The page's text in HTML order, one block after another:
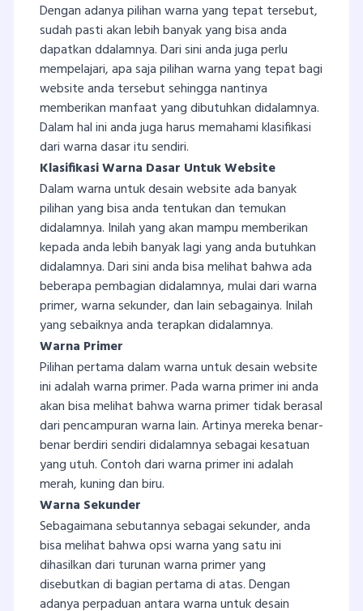
Dengan adanya pilihan warna yang tepat tersebut,
sudah pasti akan lebih banyak yang bisa anda
dapatkan ddalamnya. Dari sini anda juga perlu
mempelajari, apa saja pilihan warna yang tepat bagi
website anda tersebut sehingga nantinya
memberikan manfaat yang dibutuhkan didalamnya.
Dalam hal ini anda juga harus memahami klasifikasi
dari warna dasar itu sendiri.
Klasifikasi Warna Dasar Untuk Website
Dalam warna untuk desain website ada banyak
pilihan yang bisa anda tentukan dan temukan
didalamnya. Inilah yang akan mampu memberikan
kepada anda lebih banyak lagi yang anda butuhkan
didalamnya. Dari sini anda bisa melihat bahwa ada
beberapa pembagian didalamnya, mulai dari warna
primer, warna sekunder, dan lain sebagainya. Inilah
yang sebaiknya anda terapkan didalamnya.
Warna Primer
Pilihan pertama dalam warna untuk desain website
ini adalah warna primer. Pada warna primer ini anda
akan bisa melihat bahwa warna primer tidak berasal
dari pencampuran warna lain. Artinya mereka benar-
benar berdiri sendiri didalamnya sebagai kesatuan
yang utuh. Contoh dari warna primer ini adalah
merah, kuning dan biru.
Warna Sekunder
Sebagaimana sebutannya sebagai sekunder, anda
bisa melihat bahwa opsi warna yang satu ini
dihasilkan dari turunan warna primer yang
disebutkan di bagian pertama di atas. Dengan
adanya perpaduan antara warna untuk desain